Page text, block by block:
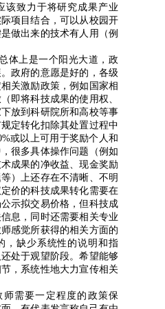
该致力于将研究成果产业
项目结合，可以从校园开
做出来的技术有人用（例
上是一个阳光大道，政
政府的意愿是好的，各级
关激励政策，例如国家相
即将科技成果的使用权、
放到科研院所和高校等事
定转化扣除其处置过程中
或以上可用于奖励个人和
很多具体操作问题（例如
成果的净收益、现金奖励
）上还存在不清晰、不明
价的科技成果转化需要在
示拟交易价格，但科技成
息，同时还需要相关专业
感觉所获得的相关方面的
，缺少系统性的说明和指
处于观望阶段。希望能够
，系统性地大力宣传相关
需要一定程度的政策保